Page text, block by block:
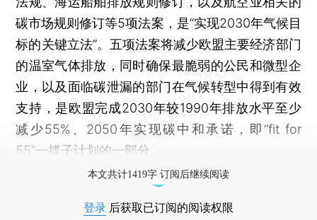
碳市场规则修订等5项法案，是“实现2030年气候目
标的关键立法”。五项法案将减少欧盟主要经济部门
的温室气体排放，同时确保最脆弱的公民和微型企
业，以及面临碳泄漏的部门在气候转型中得到有效
支持，是欧盟完成2030年较1990年排放水平至少
减少55%、2050年实现碳中和承诺，即“fit for
55”一揽子计划的一部分。
本文共计1419字 订阅后继续阅读
登录 后获取已订阅的阅读权限